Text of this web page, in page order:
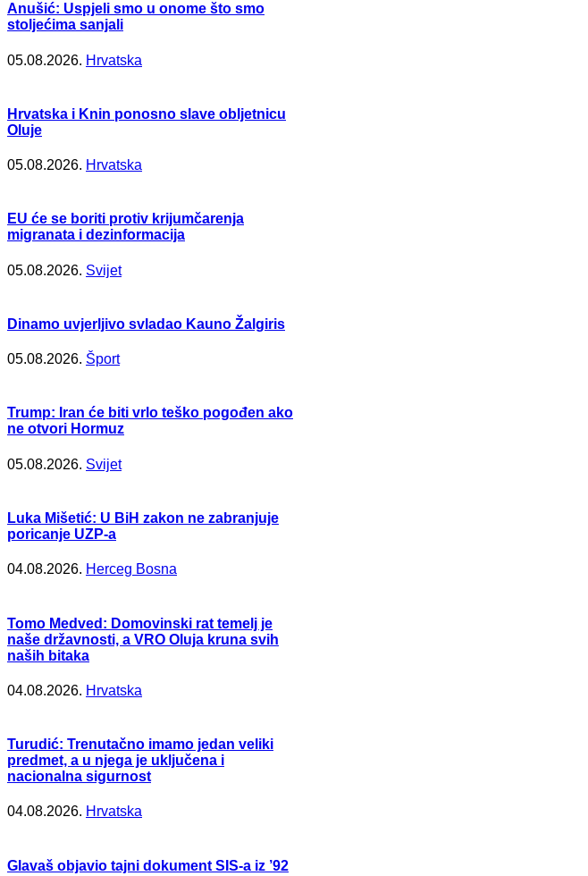
Anušić: Uspjeli smo u onome što smo
stoljećima sanjali
05.08.2026. Hrvatska
Hrvatska i Knin ponosno slave obljetnicu
Oluje
05.08.2026. Hrvatska
EU će se boriti protiv krijumčarenja
migranata i dezinformacija
05.08.2026. Svijet
Dinamo uvjerljivo svladao Kauno Žalgiris
05.08.2026. Šport
Trump: Iran će biti vrlo teško pogođen ako
ne otvori Hormuz
05.08.2026. Svijet
Luka Mišetić: U BiH zakon ne zabranjuje
poricanje UZP-a
04.08.2026. Herceg Bosna
Tomo Medved: Domovinski rat temelj je
naše državnosti, a VRO Oluja kruna svih
naših bitaka
04.08.2026. Hrvatska
Turudić: Trenutačno imamo jedan veliki
predmet, a u njega je uključena i
nacionalna sigurnost
04.08.2026. Hrvatska
Glavaš objavio tajni dokument SIS-a iz ’92